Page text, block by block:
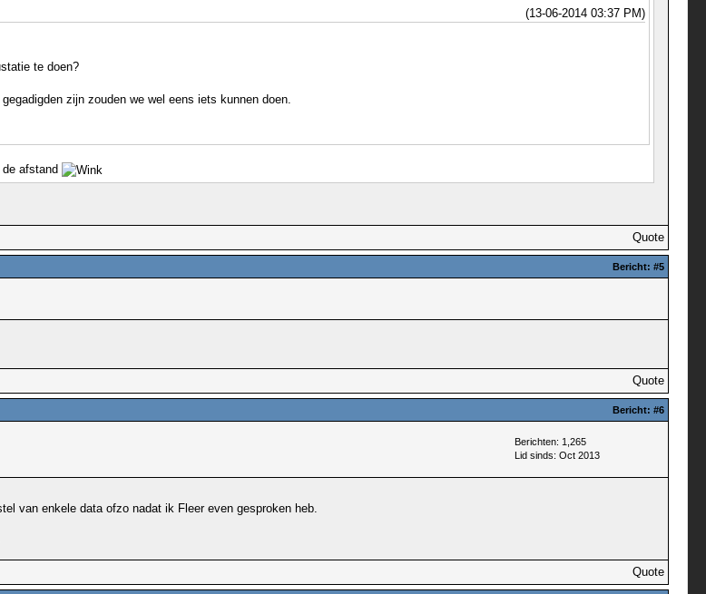
(13-06-2014 03:37 PM)
te doen?
zijn zouden we wel eens iets kunnen doen.
afstand
Quote
Bericht: #5
Quote
Bericht: #6
Berichten: 1,265
Lid sinds: Oct 2013
van enkele data ofzo nadat ik Fleer even gesproken heb.
Quote